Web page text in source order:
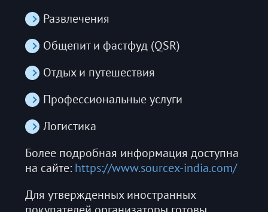
Развлечения
Общепит и фастфуд (QSR)
Отдых и путешествия
Профессиональные услуги
Логистика
Более подробная информация доступна
на сайте: https://www.sourcex-india.com/
Для утвержденных иностранных